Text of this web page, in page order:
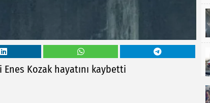
Enes Kozak hayatını kaybetti